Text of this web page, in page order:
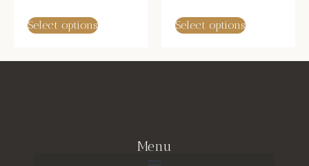
Select options Select options
Menu